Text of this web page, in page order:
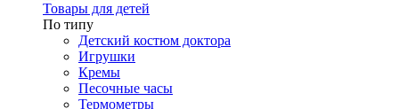
Товары для детей
По типу
Детский костюм доктора
Игрушки
Кремы
Песочные часы
Термометры